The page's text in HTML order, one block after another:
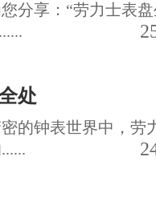
分享：“劳力士表
处
的钟表世界中，劳